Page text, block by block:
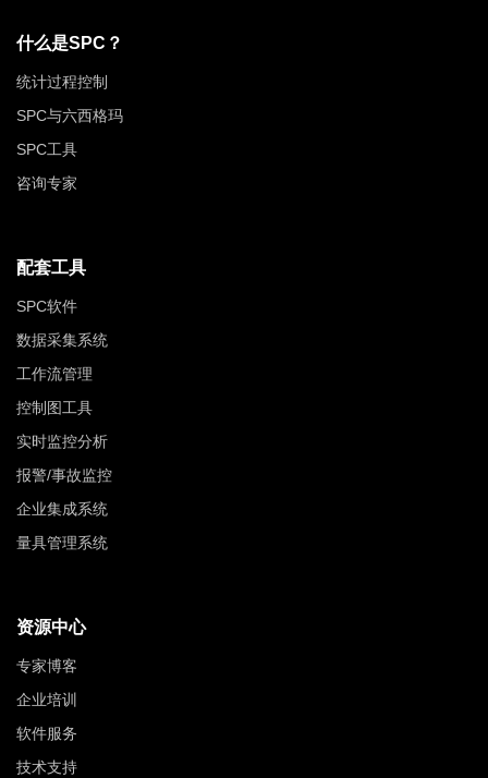
什么是SPC？
统计过程控制
SPC与六西格玛
SPC工具
咨询专家
配套工具
SPC软件
数据采集系统
工作流管理
控制图工具
实时监控分析
报警/事故监控
企业集成系统
量具管理系统
资源中心
专家博客
企业培训
软件服务
技术支持